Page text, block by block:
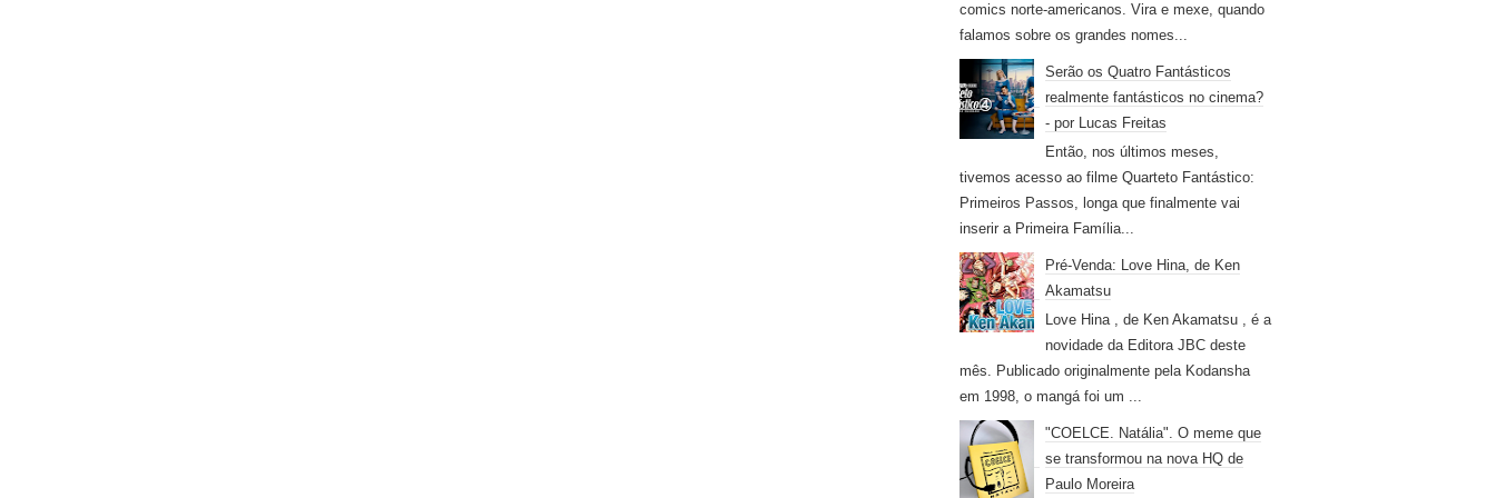
comics norte-americanos. Vira e mexe, quando
falamos sobre os grandes nomes...
Serão os Quatro Fantásticos
realmente fantásticos no cinema?
- por Lucas Freitas
Então, nos últimos meses,
tivemos acesso ao filme Quarteto Fantástico:
Primeiros Passos, longa que finalmente vai
inserir a Primeira Família...
Pré-Venda: Love Hina, de Ken
Akamatsu
Love Hina , de Ken Akamatsu , é a
novidade da Editora JBC deste
mês. Publicado originalmente pela Kodansha
em 1998, o mangá foi um ...
"COELCE. Natália". O meme que
se transformou na nova HQ de
Paulo Moreira